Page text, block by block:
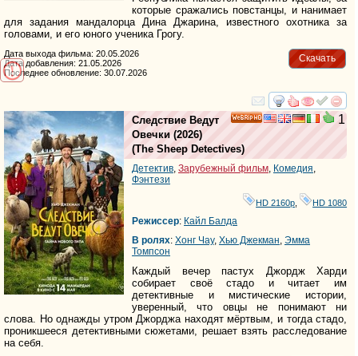
которые сражались повстанцы, и нанимает
для задания мандалорца Дина Джарина, известного охотника за
головами, и его юного ученика Грогу.
Скачать
Дата выхода фильма: 20.05.2026
Дата добавления: 21.05.2026
Последнее обновление: 30.07.2026
смотреть
1
Следствие Ведут
Овечки (2026)
(The Sheep Detectives)
Детектив Зарубежный фильм Комедия
Фэнтези
HD 2160р HD 1080
Режиссер: Кайл Балда
В ролях: Хонг Чау, Хью Джекман Эмма
Томпсон
Каждый вечер пастух Джордж Харди
собирает своё стадо и читает им
детективные и мистические истории,
уверенный, что овцы не понимают ни
слова. Но однажды утром Джорджа находят мёртвым, и тогда стадо,
проникшееся детективными сюжетами, решает взять расследование
на себя.